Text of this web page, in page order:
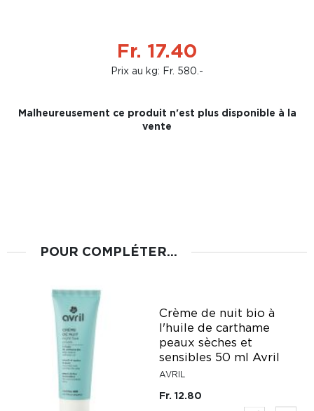
Fr. 17.40
Prix au kg: Fr. 580.-
Malheureusement ce produit n'est plus disponible à la
vente
POUR COMPLÉTER...
Crème de nuit bio à
l'huile de carthame
peaux sèches et
sensibles 50 ml Avril
AVRIL
Fr. 12.80